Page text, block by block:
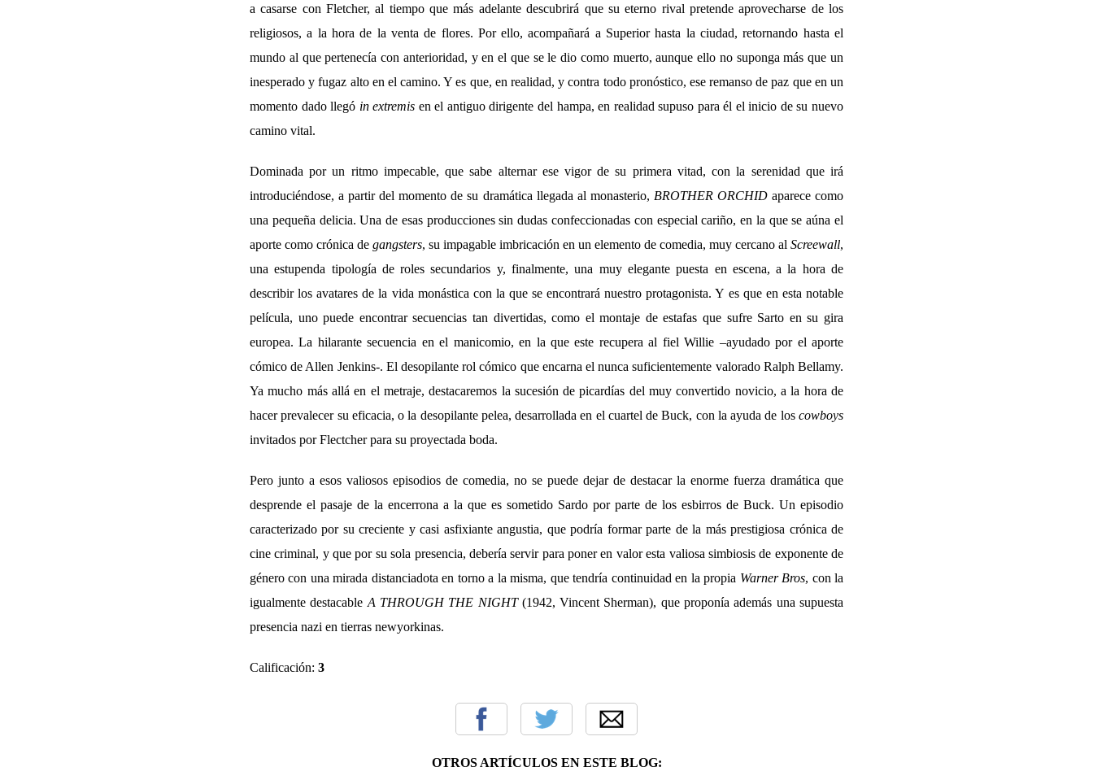
a casarse con Fletcher, al tiempo que más adelante descubrirá que su eterno rival pretende aprovecharse de los
religiosos, a la hora de la venta de flores. Por ello, acompañará a Superior hasta la ciudad, retornando hasta el
mundo al que pertenecía con anterioridad, y en el que se le dio como muerto, aunque ello no suponga más que un
inesperado y fugaz alto en el camino. Y es que, en realidad, y contra todo pronóstico, ese remanso de paz que en un
momento dado llegó in extremis en el antiguo dirigente del hampa, en realidad supuso para él el inicio de su nuevo
camino vital.
Dominada por un ritmo impecable, que sabe alternar ese vigor de su primera vitad, con la serenidad que irá
introduciéndose, a partir del momento de su dramática llegada al monasterio, BROTHER ORCHIDaparece como
una pequeña delicia. Una de esas producciones sin dudas confeccionadas con especial cariño, en la que se aúna el
aporte como crónica de gangsters, su impagable imbricación en un elemento de comedia, muy cercano al Screewall,
una estupenda tipología de roles secundarios y, finalmente, una muy elegante puesta en escena, a la hora de
describir los avatares de la vida monástica con la que se encontrará nuestro protagonista. Y es que en esta notable
película, uno puede encontrar secuencias tan divertidas, como el montaje de estafas que sufre Sarto en su gira
europea. La hilarante secuencia en el manicomio, en la que este recupera al fiel Willie –ayudado por el aporte
cómico de Allen Jenkins-. El desopilante rol cómico que encarna el nunca suficientemente valorado Ralph Bellamy.
Ya mucho más allá en el metraje, destacaremos la sucesión de picardías del muy convertido novicio, a la hora de
hacer prevalecer su eficacia, o la desopilante pelea, desarrollada en el cuartel de Buck, con la ayuda de los cowboys
invitados por Flectcher para su proyectada boda.
Pero junto a esos valiosos episodios de comedia, no se puede dejar de destacar la enorme fuerza dramática que
desprende el pasaje de la encerrona a la que es sometido Sardo por parte de los esbirros de Buck. Un episodio
caracterizado por su creciente y casi asfixiante angustia, que podría formar parte de la más prestigiosa crónica de
cine criminal, y que por su sola presencia, debería servir para poner en valor esta valiosa simbiosis de exponente de
género con una mirada distanciadota en torno a la misma, que tendría continuidad en la propia Warner Bros, con la
igualmente destacable A THROUGH THE NIGHT(1942, Vincent Sherman), que proponía además una supuesta
presencia nazi en tierras newyorkinas.
Calificación: 3
OTROS ARTÍCULOS EN ESTE BLOG: